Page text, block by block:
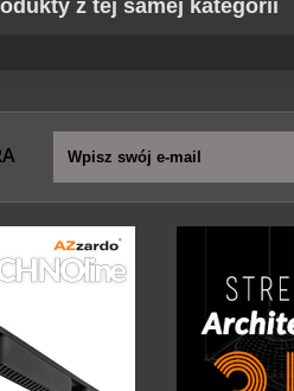
z tej samej kategorii